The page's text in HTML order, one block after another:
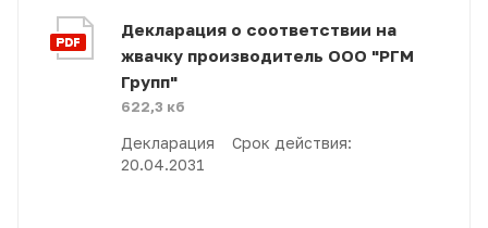
Декларация о соответствии на
жвачку производитель ООО "РГМ
Групп"
622,3 кб
Декларация Срок действия:
20.04.2031